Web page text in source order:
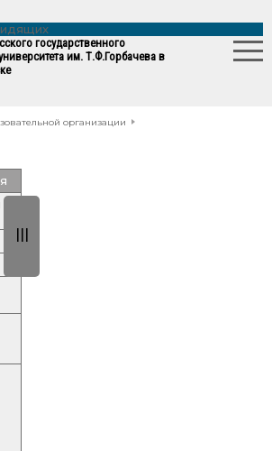
государственного
им. Т.Ф.Горбачева в
организации
|||